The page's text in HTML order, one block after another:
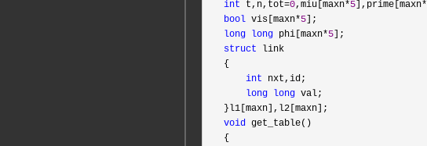
int t,n,tot=0,miu[maxn*5],prime[maxn*
bool vis[maxn*5
long
long phi[maxn*5
struct link
{
int nxt,id;
long
long val;
void get_table()
{